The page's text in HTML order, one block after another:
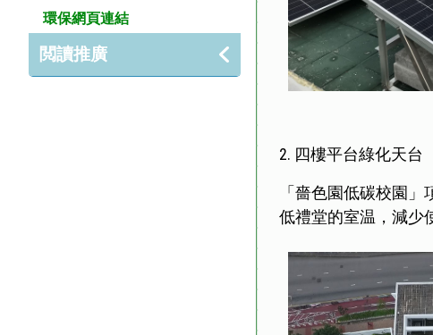
環保網頁連結
閲讀推廣
2. 四樓平台綠化天台
「嗇色園低碳校園
低禮堂的室温，減少